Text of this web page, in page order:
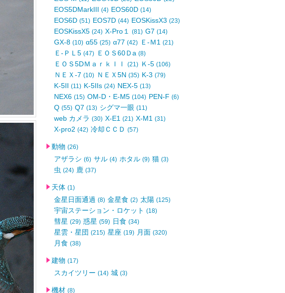
EOS5DMarkIII (4) EOS60D (14)
EOS6D (51) EOS7D (44) EOSKissX3 (23)
EOSKissX5 (24) X-Pro１ (81) G7 (14)
GX-8 (10) α55 (25) α77 (42) Ｅ-Ｍ1 (21)
Ｅ-ＰＬ5 (47) ＥＯＳ60Ｄa (8)
ＥＯＳ5DＭａｒｋＩＩ (21) Ｋ-5 (106)
ＮＥＸ-7 (10) ＮＥＸ5N (35) K-3 (79)
K-5II (11) K-5IIs (24) NEX-5 (13)
NEX6 (15) OM-D・E-M5 (104) PEN-F (6)
Q (55) Q7 (13) シグマ一眼 (11)
web カメラ (30) X-E1 (21) X-M1 (31)
X-pro2 (42) 冷却ＣＣＤ (57)
動物 (26)
アザラシ (6) サル (4) ホタル (9) 猫 (3)
虫 (24) 鹿 (37)
天体 (1)
金星日面通過 (8) 金星食 (2) 太陽 (125)
宇宙ステーション・ロケット (18)
彗星 (29) 惑星 (59) 日食 (34)
星雲・星団 (215) 星座 (19) 月面 (320)
月食 (38)
建物 (17)
スカイツリー (14) 城 (3)
機材 (8)